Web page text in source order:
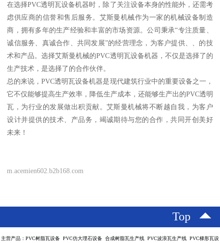
在选择PVC透明瓦设备机器时，除了关注设备本身的性能外，还需考
虑供应商的信誉和售后服务。艾斯曼机械作为一家的机械设备制造
商，拥有多年的生产经验和丰富的市场资源。公司秉承“专注质量、
诚信服务、真诚合作、共同发展”的经营理念，为客户提供、、的技
术和产品。选择艾斯曼机械的PVC透明瓦设备机器，不仅是选择了的
生产技术，是选择了的合作伙伴。
总的来说，PVC透明瓦设备机器是现代建筑行业中的重要设备之一，
它不仅能够提高生产效率，降低生产成本，还能够生产出的PVC透明
瓦，为行业的发展做出积贡献。艾斯曼机械将不断越自我，为客户
设计并提供的技术、产品务，竭诚期待与您的合作，共同开创美好
未来！
m.acemien602.b2b168.com
Top
主营产品：PVC树脂瓦设备 PVC仿大理石设备 合成树脂瓦生产线 PVC波浪瓦生产线 PVC梯形瓦设